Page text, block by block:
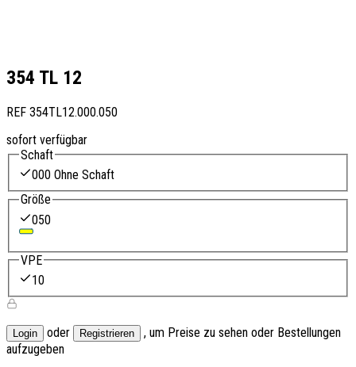
354 TL 12
REF 354TL12.000.050
sofort verfügbar
Schaft
000 Ohne Schaft
Größe
050
VPE
10
Login oder Registrieren
, um Preise zu sehen oder Bestellungen
aufzugeben